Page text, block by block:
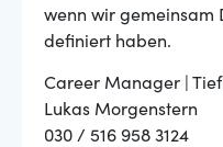
wenn wir gemeinsam
definiert haben.
Career Manager |
Lukas Morgenstern
030 / 516 958 3124